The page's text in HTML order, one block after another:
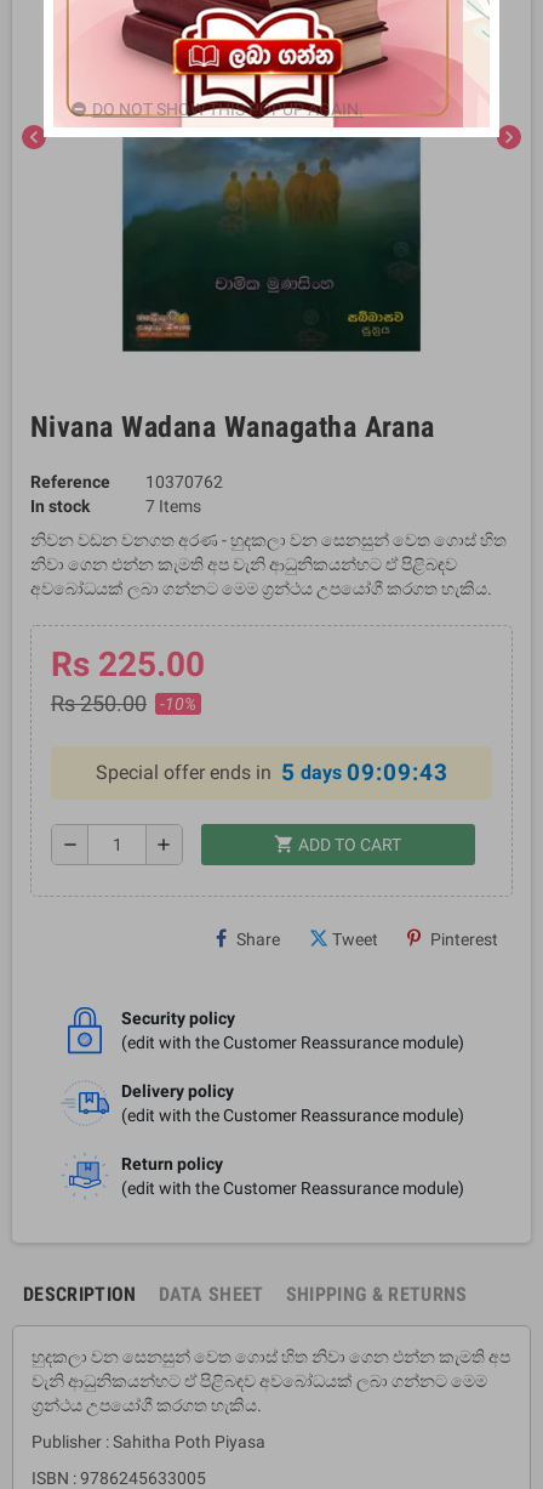
chevron_left chevron_right
Nivana Wadana Wanagatha Arana
Reference
10370762
In stock
7 Items
නිවන වඩන වනගත අරණ - හුදකලා වන සෙනසුන් වෙත ගොස් හිත
නිවා ගෙන එන්න කැමති අප වැනි ආධුනිකයන්හට ඒ පිළිබඳව
අවබෝධයක් ලබා ගන්නට මෙම ග්‍රන්ථය උපයෝගී කරගත හැකිය.
Rs 225.00
Rs 250.00 -10%
Special offer ends in 5 days 09:09:43
remove add shopping_cart ADD TO CART
Share Tweet Pinterest
Security policy
(edit with the Customer Reassurance module)
Delivery policy
(edit with the Customer Reassurance module)
Return policy
(edit with the Customer Reassurance module)
DESCRIPTION DATA SHEET SHIPPING & RETURNS
හුදකලා වන සෙනසුන් වෙත ගොස් හිත නිවා ගෙන එන්න කැමති අප
වැනි ආධුනිකයන්හට ඒ පිළිබඳව අවබෝධයක් ලබා ගන්නට මෙම
ග්‍රන්ථය උපයෝගී කරගත හැකිය.
Publisher : Sahitha Poth Piyasa
ISBN : 9786245633005
DO NOT SHOW THIS POPUP AGAIN.